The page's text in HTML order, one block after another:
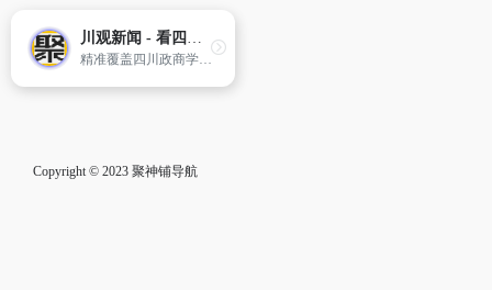
川观新闻 - 看四川，观天下
精准覆盖四川政商学界中高端人群，迅速成长为四川党政客户端和有影响力的区域外宣新平台。
Copyright © 2023 聚神铺导航